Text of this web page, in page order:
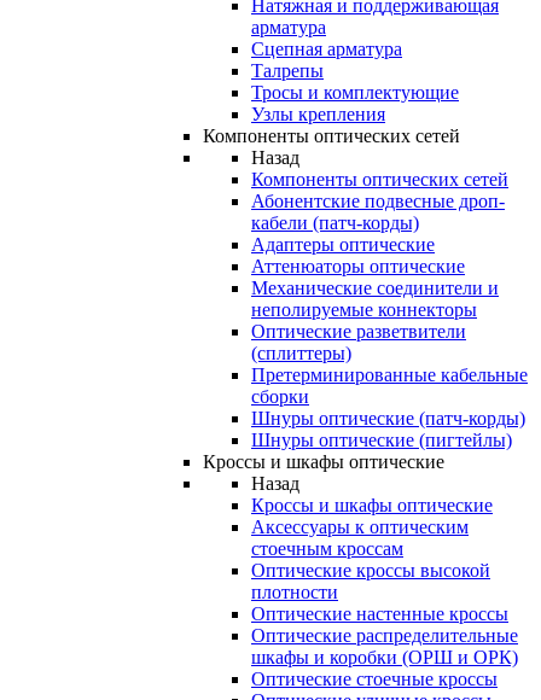
Натяжная и поддерживающая
арматура
Сцепная арматура
Талрепы
Тросы и комплектующие
Узлы крепления
Компоненты оптических сетей
Назад
Компоненты оптических сетей
Абонентские подвесные дроп-
кабели (патч-корды)
Адаптеры оптические
Аттенюаторы оптические
Механические соединители и
неполируемые коннекторы
Оптические разветвители
(сплиттеры)
Претерминированные кабельные
сборки
Шнуры оптические (патч-корды)
Шнуры оптические (пигтейлы)
Кроссы и шкафы оптические
Назад
Кроссы и шкафы оптические
Аксессуары к оптическим
стоечным кроссам
Оптические кроссы высокой
плотности
Оптические настенные кроссы
Оптические распределительные
шкафы и коробки (ОРШ и ОРК)
Оптические стоечные кроссы